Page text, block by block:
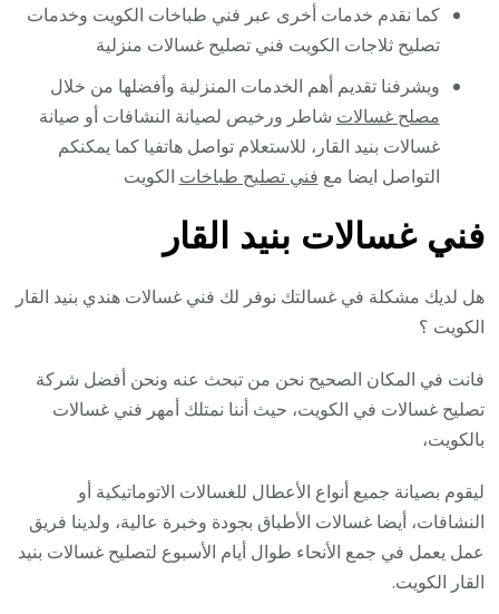
كما نقدم خدمات أخرى عبر فني طباخات الكويت وخدمات
تصليح ثلاجات الكويت فني تصليح غسالات منزلية
ويشرفنا تقديم أهم الخدمات المنزلية وأفضلها من خلال
مصلح غسالات شاطر ورخيص لصيانة النشافات أو صيانة
غسالات بنيد القار، للاستعلام تواصل هاتفيا كما يمكنكم
التواصل ايضا مع فني تصليح طباخات الكويت
فني غسالات بنيد القار
هل لديك مشكلة في غسالتك نوفر لك فني غسالات هندي بنيد القار
الكويت ؟
فانت في المكان الصحيح نحن من تبحث عنه ونحن أفضل شركة
تصليح غسالات في الكويت، حيث أننا نمتلك أمهر فني غسالات
بالكويت،
ليقوم بصيانة جميع أنواع الأعطال للغسالات الاتوماتيكية أو
النشافات، أيضا غسالات الأطباق بجودة وخبرة عالية، ولدينا فريق
عمل يعمل في جمع الأنحاء طوال أيام الأسبوع لتصليح غسالات بنيد
القار الكويت.